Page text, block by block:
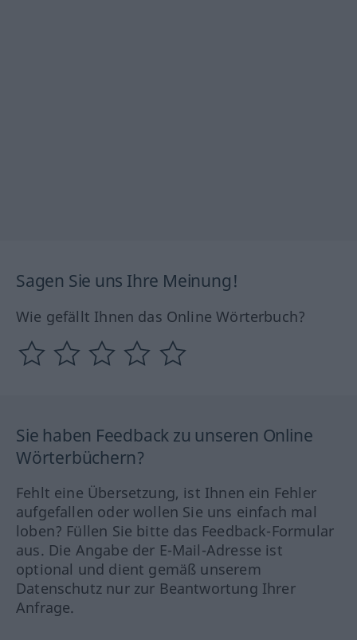
Sagen Sie uns Ihre Meinung!
Wie gefällt Ihnen das Online Wörterbuch?
Sie haben Feedback zu unseren Online
Wörterbüchern?
Fehlt eine Übersetzung, ist Ihnen ein Fehler
aufgefallen oder wollen Sie uns einfach mal
loben? Füllen Sie bitte das Feedback-Formular
aus. Die Angabe der E-Mail-Adresse ist
optional und dient gemäß unserem
Datenschutz nur zur Beantwortung Ihrer
Anfrage.